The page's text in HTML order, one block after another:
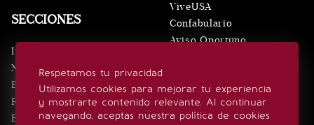
Respetamos tu privacidad
Utilizamos cookies para mejorar tu experiencia
y mostrarte contenido relevante. Al continuar
navegando, aceptas nuestra política de cookies
SECCIONES
Inicio
Noticias
Eventos
Realeza
Estilo de vida
ViveUSA
Confabulario
Aviso Oportuno
SÍGUENOS